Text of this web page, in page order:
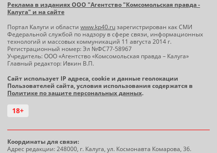
Реклама в изданиях ООО "Агентство "Комсомольская правда -
Калуга" и на сайте
Портал Калуги и области www.kp40.ruзарегистрирован как СМИ
Федеральной службой по надзору в сфере связи, информационных
технологий и массовых коммуникаций 11 августа 2014 г.
Регистрационный номер: Эл №ФС77-58967
Учредитель: ООО «Агентство «Комсомольская правда – Калуга»
Главный редактор: Ивкин В.П.
Сайт использует IP адреса, cookie и данные геолокации
Пользователей сайта, условия использования содержатся в
Политике по защите персональных данных.
18+
Координаты для связи:
Адрес редакции: 248000, г. Калуга, ул. Космонавта Комарова, 36.